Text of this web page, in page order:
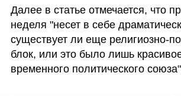
Далее в статье отмечается, что
неделя "несет в себе
существует ли еще религиозно-
блок, или это было лишь
временного политического